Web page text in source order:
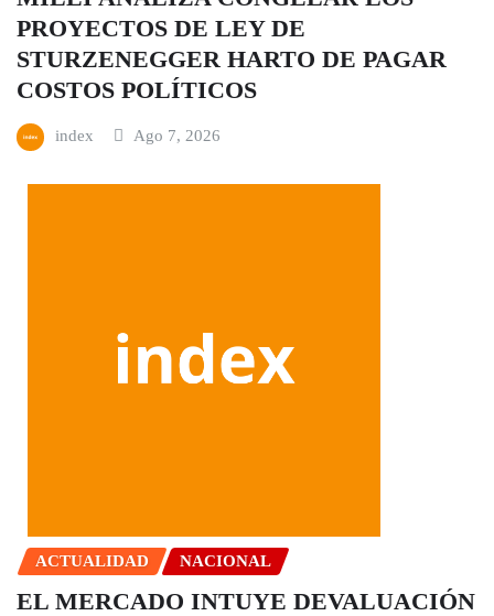
PROYECTOS DE LEY DE
STURZENEGGER HARTO DE PAGAR
COSTOS POLÍTICOS
index Ago 7, 2026
ACTUALIDAD NACIONAL
EL MERCADO INTUYE DEVALUACIÓN